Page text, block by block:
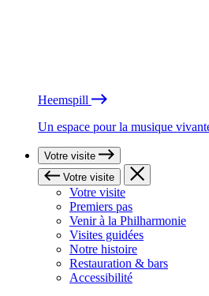
Heemspill
Un espace pour la musique
Votre visite
Votre visite
Votre visite
Premiers pas
Venir à la Philharmonie
Visites guidées
Notre histoire
Restauration & bars
Accessibilité